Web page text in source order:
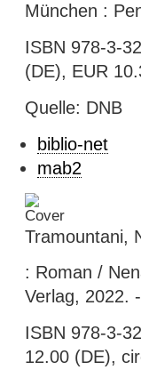
München :
ISBN 978-3-
(DE), EUR
Quelle: DNB
biblio-net
mab2
Tramountani,
: Roman /
Verlag, 2022.
ISBN 978-3-
12.00 (DE),